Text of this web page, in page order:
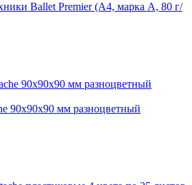
Ballet Premier (А4, марка A, 80 г/
90x90x90 мм разноцветный